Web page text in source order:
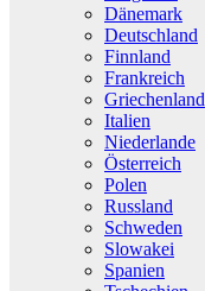
Dänemark
Deutschland
Finnland
Frankreich
Griechenland
Italien
Niederlande
Österreich
Polen
Russland
Schweden
Slowakei
Spanien